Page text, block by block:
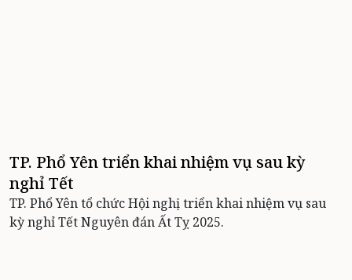
TP. Phổ Yên triển khai nhiệm vụ sau kỳ
nghỉ Tết
TP. Phổ Yên tổ chức Hội nghị triển khai nhiệm vụ sau
kỳ nghỉ Tết Nguyên đán Ất Tỵ 2025.